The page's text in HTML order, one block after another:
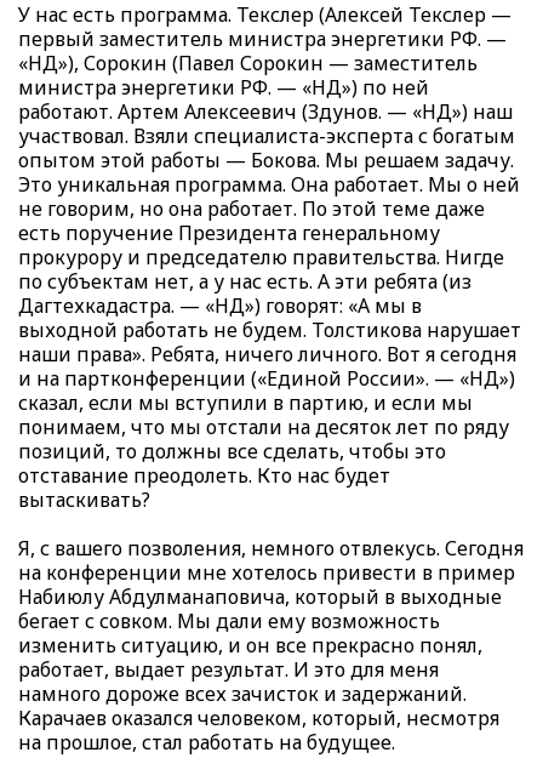
У нас есть программа. Текслер (Алексей Текслер —
первый заместитель министра энергетики РФ. —
«НД»), Сорокин (Павел Сорокин — заместитель
министра энергетики РФ. — «НД») по ней
работают. Артем Алексеевич (Здунов. — «НД») наш
участвовал. Взяли специалиста-эксперта с богатым
опытом этой работы — Бокова. Мы решаем задачу.
Это уникальная программа. Она работает. Мы о ней
не говорим, но она работает. По этой теме даже
есть поручение Президента генеральному
прокурору и председателю правительства. Нигде
по субъектам нет, а у нас есть. А эти ребята (из
Дагтехкадастра. — «НД») говорят: «А мы в
выходной работать не будем. Толстикова нарушает
наши права». Ребята, ничего личного. Вот я сегодня
и на партконференции («Единой России». — «НД»)
сказал, если мы вступили в партию, и если мы
понимаем, что мы отстали на десяток лет по ряду
позиций, то должны все сделать, чтобы это
отставание преодолеть. Кто нас будет
вытаскивать?
Я, с вашего позволения, немного отвлекусь. Сегодня
на конференции мне хотелось привести в пример
Набиюлу Абдулманаповича, который в выходные
бегает с совком. Мы дали ему возможность
изменить ситуацию, и он все прекрасно понял,
работает, выдает результат. И это для меня
намного дороже всех зачисток и задержаний.
Карачаев оказался человеком, который, несмотря
на прошлое, стал работать на будущее.